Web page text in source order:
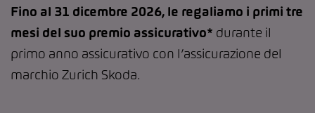
Fino al 31 dicembre 2026, le regaliamo i primi tre
mesi del suo premio assicurativo* durante il
primo anno assicurativo con l’assicurazione del
marchio Zurich Skoda.